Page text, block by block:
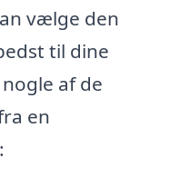
vælge den
til dine
af de
en